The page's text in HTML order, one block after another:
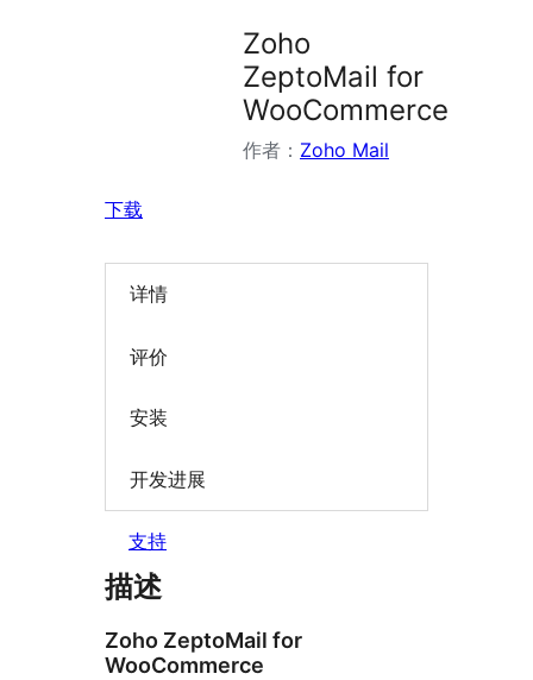
Zoho
ZeptoMail for
WooCommerce
作者： Zoho Mail
下载
详情
评价
安装
开发进展
支持
描述
Zoho ZeptoMail for
WooCommerce